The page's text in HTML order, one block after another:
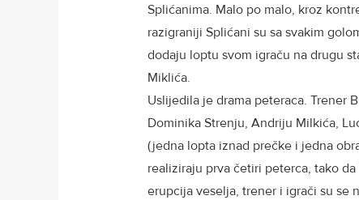
Splićanima. Malo po malo, kroz
razigraniji Splićani su sa svakim
dodaju loptu svom igraču na drugu
Miklića.
Uslijedila je drama peteraca. Trener
Dominika Strenju, Andriju Milkića,
(jedna lopta iznad prečke i jedna
realiziraju prva četiri peterca, tako
erupcija veselja, trener i igrači su se